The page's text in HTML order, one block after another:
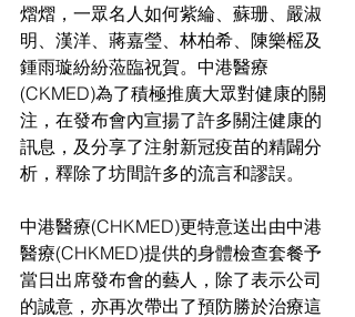
熠熠，一眾名人如何紫綸、蘇珊、嚴淑
明、漢洋、蔣嘉瑩、林柏希、陳樂榣及
鍾雨璇紛紛蒞臨祝賀。中港醫療
(CKMED)為了積極推廣大眾對健康的關
注，在發布會內宣揚了許多關注健康的
訊息，及分享了注射新冠疫苗的精闢分
析，釋除了坊間許多的流言和謬誤。
中港醫療(CHKMED)更特意送出由中港
醫療(CHKMED)提供的身體檢查套餐予
當日出席發布會的藝人，除了表示公司
的誠意，亦再次帶出了預防勝於治療這